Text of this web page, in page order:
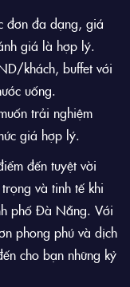
đơn đa dạng, giá
giá là hợp lý.
khách, buffet với
uống.
trải nghiệm
giá hợp lý.
đến tuyệt vời
và tinh tế khi
phố Đà Nẵng. Với
phong phú và dịch
cho bạn những kỷ